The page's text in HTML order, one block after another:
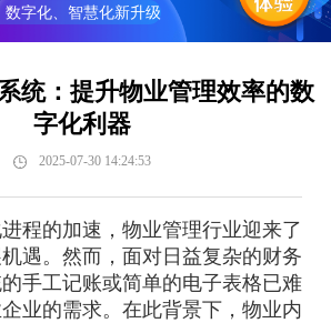
数字化、智慧化新升级
统：提升物业管理效率的数
字化利器
2025-07-30 14:24:53
的加速，物业管理行业迎来了
遇。然而，面对日益复杂的财务
手工记账或简单的电子表格已难
业的需求。在此背景下，物业内